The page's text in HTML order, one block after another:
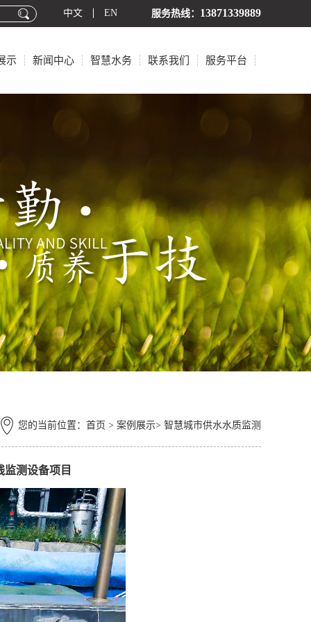
中文 EN 服务热线： 13871339889
示 新闻中心 智慧水务 联系我们 服务平台
您的当前位置： 首页 > 案例展示> 智慧城市供水水质监测
测设备项目